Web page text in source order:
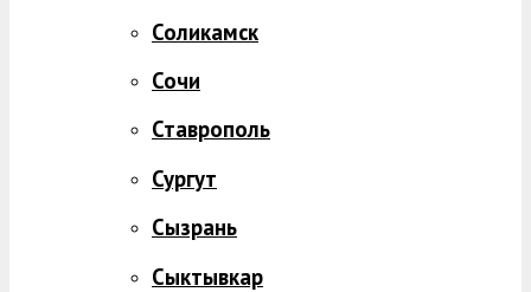
Соликамск
Сочи
Ставрополь
Сургут
Сызрань
Сыктывкар